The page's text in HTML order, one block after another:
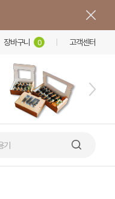
장바구니 0 고객센터
기